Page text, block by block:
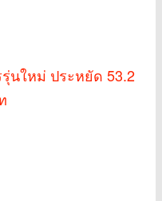
รุ่นใหม่ ประหยัด 53.2